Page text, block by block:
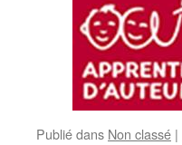
Publié dans Non classé |